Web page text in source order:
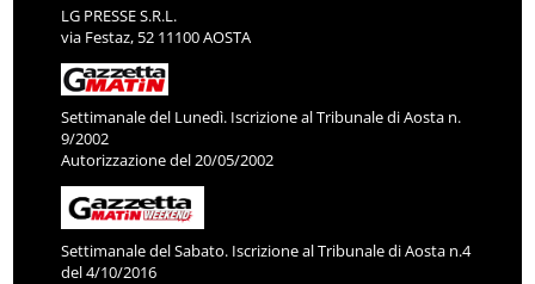
LG PRESSE S.R.L.
via Festaz, 52 11100 AOSTA
Settimanale del Lunedì. Iscrizione al Tribunale di Aosta n.
9/2002
Autorizzazione del 20/05/2002
Settimanale del Sabato. Iscrizione al Tribunale di Aosta n.4
del 4/10/2016